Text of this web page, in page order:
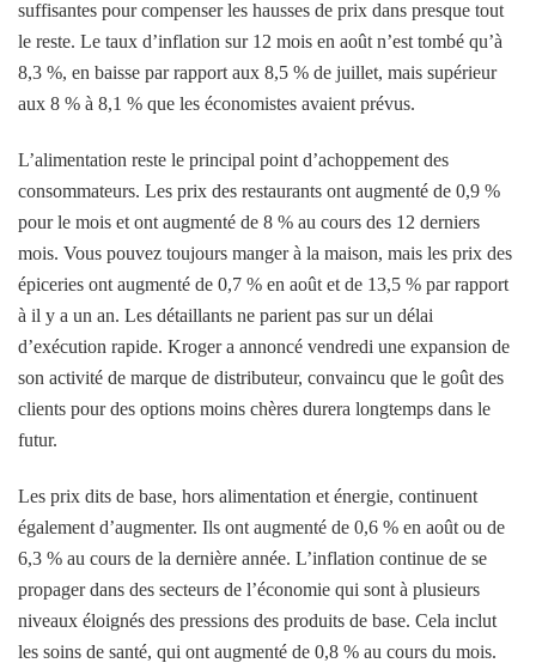
suffisantes pour compenser les hausses de prix dans presque tout
le reste. Le taux d’inflation sur 12 mois en août n’est tombé qu’à
8,3 %, en baisse par rapport aux 8,5 % de juillet, mais supérieur
aux 8 % à 8,1 % que les économistes avaient prévus.
L’alimentation reste le principal point d’achoppement des
consommateurs. Les prix des restaurants ont augmenté de 0,9 %
pour le mois et ont augmenté de 8 % au cours des 12 derniers
mois. Vous pouvez toujours manger à la maison, mais les prix des
épiceries ont augmenté de 0,7 % en août et de 13,5 % par rapport
à il y a un an. Les détaillants ne parient pas sur un délai
d’exécution rapide. Kroger a annoncé vendredi une expansion de
son activité de marque de distributeur, convaincu que le goût des
clients pour des options moins chères durera longtemps dans le
futur.
Les prix dits de base, hors alimentation et énergie, continuent
également d’augmenter. Ils ont augmenté de 0,6 % en août ou de
6,3 % au cours de la dernière année. L’inflation continue de se
propager dans des secteurs de l’économie qui sont à plusieurs
niveaux éloignés des pressions des produits de base. Cela inclut
les soins de santé, qui ont augmenté de 0,8 % au cours du mois.